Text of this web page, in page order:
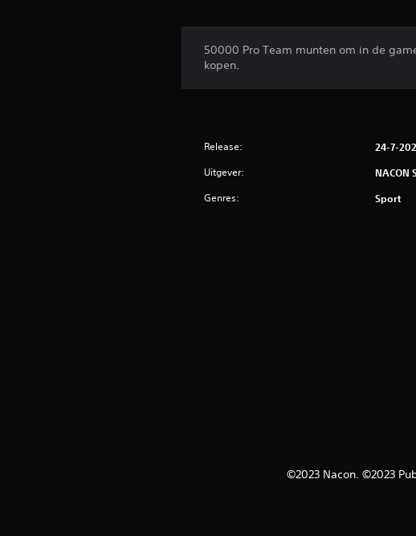
50000 Pro Team munten om in de
kopen.
Release: 24-7-
Uitgever: NACON
Genres: Sport
©2023 Nacon. ©2023